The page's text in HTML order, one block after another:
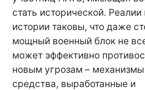
стать исторической.
истории таковы, что даже
мощный военный блок не
может эффективно
новым угрозам –
средства, выработанные и